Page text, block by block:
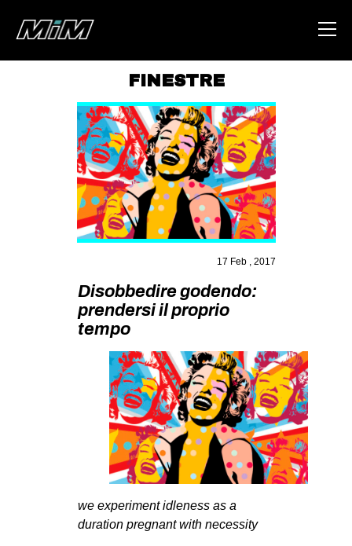
ABOUT
AREA
DEGENERAZIONE
GAZA FREESTYLE
STUDENTI TSUNAMI
MILANO
MOBILITAZIONI
SPAZI
SPORT POPOLARE
MOVIMENTI
AMBIENTE
ANTIFASCISMO
FINESTRE
17 Feb , 2017
Disobbedire godendo:
prendersi il proprio
tempo
we experiment idleness as a
duration pregnant with necessity